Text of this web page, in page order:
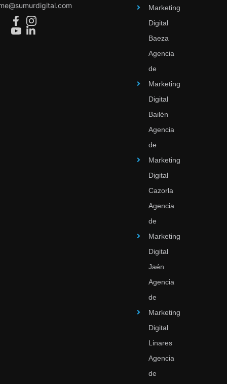
Marketing
Digital
Baeza
Agencia
de
Marketing
Digital
Bailén
Agencia
de
Marketing
Digital
Cazorla
Agencia
de
Marketing
Digital
Jaén
Agencia
de
Marketing
Digital
Linares
Agencia
de